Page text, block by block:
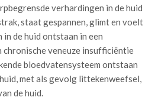
verhardingen in de huid
staat gespannen, glimt en voelt
de huid ontstaan in een
veneuze insufficiëntie
bloedvatensysteem ontstaan
met als gevolg littekenweefsel,
de huid.